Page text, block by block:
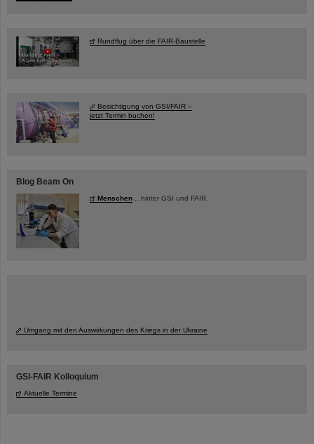
Rundflug über die FAIR-Baustelle
Besichtigung von GSI/FAIR –
jetzt Termin buchen!
Blog Beam On
Menschen ...hinter GSI und FAIR.
Umgang mit den Auswirkungen des Kriegs in der Ukraine
GSI-FAIR Kolloquium
Aktuelle Termine